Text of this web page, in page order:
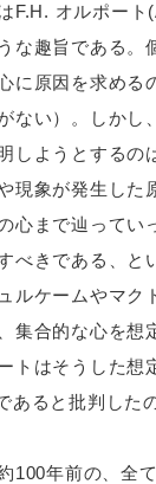
F.H. オルポート
な趣旨である。
に原因を求める
ない）。しかし
しようとするの
現象が発生した
心まで辿ってい
べきである、と
ルケームやマク
集合的な心を想
トはそうした想
ると批判した
100年前の、全